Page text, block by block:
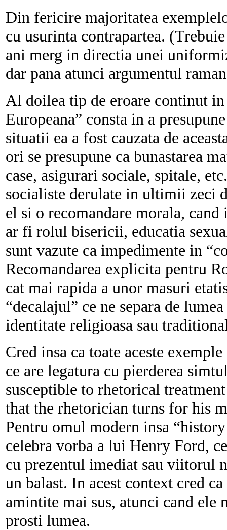
Din fericire majoritatea
cu usurinta contrapartea.
ani merg in directia unei
dar pana atunci argumentul
Al doilea tip de eroare continut
Europeana” consta in a
situatii ea a fost cauzata de
ori se presupune ca bunastarea
case, asigurari sociale, spitale,
socialiste derulate in ultimii zeci
el si o recomandare morala,
ar fi rolul bisericii, educatia
sunt vazute ca impedimente in
Recomandarea explicita pentru
cat mai rapida a unor masuri
“decalajul” ce ne separa de
identitate religioasa sau
Cred insa ca toate aceste
ce are legatura cu pierderea
susceptible to rhetorical
that the rhetorician turns for his
Pentru omul modern insa
celebra vorba a lui Henry Ford,
cu prezentul imediat sau viitorul
un balast. In acest context cred
amintite mai sus, atunci cand ele
prosti lumea.